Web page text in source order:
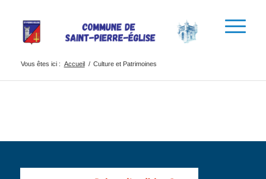
Vous êtes ici : Accueil / Culture et Patrimoines